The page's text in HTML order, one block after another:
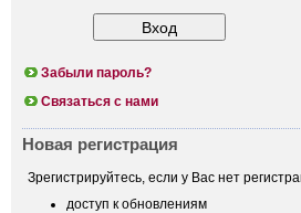
Забыли пароль?
Связаться с нами
Новая регистрация
Зрегистрируйтесь, если у Вас нет
доступ к обновлениям